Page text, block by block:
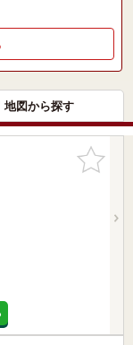
地図から探す
お気に入
りに追加